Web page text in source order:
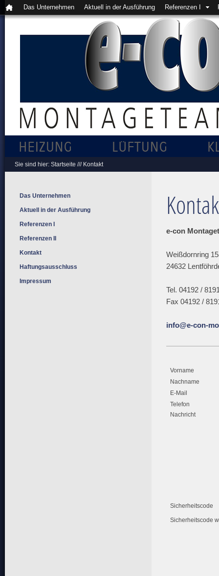
Das Unternehmen Aktuell in der Ausführung Referenzen I
Sie sind hier: Startseite /// Kontakt
e-con
Weißdornring
24632
Tel. 04192 /
Fax 04192 /
info@e-con-
Vorname
Nachname
E-Mail
Telefon
Nachricht
Sicherheitscode
Sicherheitscode
Das Unternehmen
Aktuell in der Ausführung
Referenzen I
Referenzen II
Kontakt
Haftungsausschluss
Impressum